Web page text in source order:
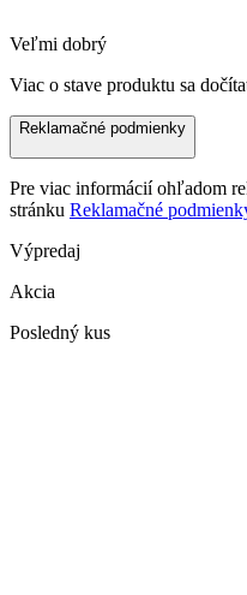
Veľmi dobrý
Viac o stave produktu sa
Reklamačné podmienky
Pre viac informácií ohľadom
stránku Reklamačné
Výpredaj
Akcia
Posledný kus